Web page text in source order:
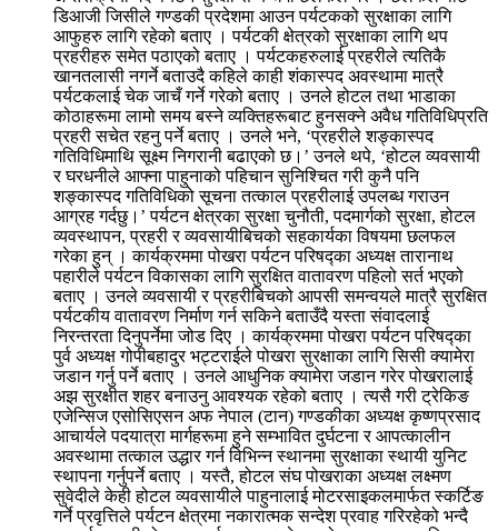
डिआजी जिसीले गण्डकी प्रदेशमा आउन पर्यटकको सुरक्षाका लागि
आफुहरु लागि रहेको बताए । पर्यटकी क्षेत्रको सुरक्षाका लागि थप
प्रहरीहरु समेत पठाएको बताए । पर्यटकहरुलाई प्रहरीले त्यतिकै
खानतलासी नगर्ने बताउदै कहिले काही शंकास्पद अवस्थामा मात्रै
पर्यटकलाई चेक जाचँ गर्ने गरेको बताए । उनले होटल तथा भाडाका
कोठाहरूमा लामो समय बस्ने व्यक्तिहरूबाट हुनसक्ने अवैध गतिविधिप्रति
प्रहरी सचेत रहनु पर्ने बताए । उनले भने, ‘प्रहरीले शङ्कास्पद
गतिविधिमाथि सूक्ष्म निगरानी बढाएको छ।’ उनले थपे, ‘होटल व्यवसायी
र घरधनीले आफ्ना पाहुनाको पहिचान सुनिश्चित गरी कुनै पनि
शङ्कास्पद गतिविधिको सूचना तत्काल प्रहरीलाई उपलब्ध गराउन
आग्रह गर्दछु।’ पर्यटन क्षेत्रका सुरक्षा चुनौती, पदमार्गको सुरक्षा, होटल
व्यवस्थापन, प्रहरी र व्यवसायीबिचको सहकार्यका विषयमा छलफल
गरेका हुन् । कार्यक्रममा पोखरा पर्यटन परिषद्का अध्यक्ष तारानाथ
पहारीले पर्यटन विकासका लागि सुरक्षित वातावरण पहिलो सर्त भएको
बताए । उनले व्यवसायी र प्रहरीबिचको आपसी समन्वयले मात्रै सुरक्षित
पर्यटकीय वातावरण निर्माण गर्न सकिने बताउँदै यस्ता संवादलाई
निरन्तरता दिनुपर्नेमा जोड दिए । कार्यक्रममा पोखरा पर्यटन परिषद्का
पुर्व अध्यक्ष गोपीबहादुर भट्टराईले पोखरा सुरक्षाका लागि सिसी क्यामेरा
जडान गर्नु पर्ने बताए । उनले आधुनिक क्यामेरा जडान गरेर पोखरालाई
अझ सुरक्षीत शहर बनाउनु आवश्यक रहेको बताए । त्यसै गरी ट्रेकिङ
एजेन्सिज एसोसिएसन अफ नेपाल (टान) गण्डकीका अध्यक्ष कृष्णप्रसाद
आचार्यले पदयात्रा मार्गहरूमा हुने सम्भावित दुर्घटना र आपत्कालीन
अवस्थामा तत्काल उद्धार गर्न विभिन्न स्थानमा सुरक्षाका स्थायी युनिट
स्थापना गर्नुपर्ने बताए । यस्तै, होटल संघ पोखराका अध्यक्ष लक्ष्मण
सुवेदीले केही होटल व्यवसायीले पाहुनालाई मोटरसाइकलमार्फत स्कर्टिङ
गर्ने प्रवृत्तिले पर्यटन क्षेत्रमा नकारात्मक सन्देश प्रवाह गरिरहेको भन्दै